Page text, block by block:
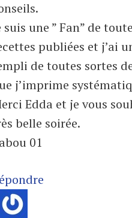
suis une ” Fan” de
publiées et j’ai
de toutes sortes
j’imprime
Edda et je vous
belle soirée.
01